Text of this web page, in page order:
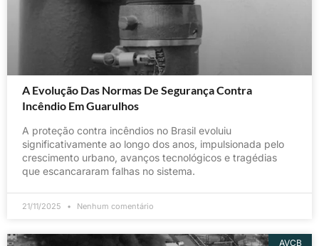
A Evolução Das Normas De Segurança Contra
Incêndio Em Guarulhos
A proteção contra incêndios no Brasil evoluiu
significativamente ao longo dos anos, impulsionada pelo
crescimento urbano, avanços tecnológicos e tragédias
que escancararam falhas no sistema.
21/11/2025 Nenhum comentário
AVCB